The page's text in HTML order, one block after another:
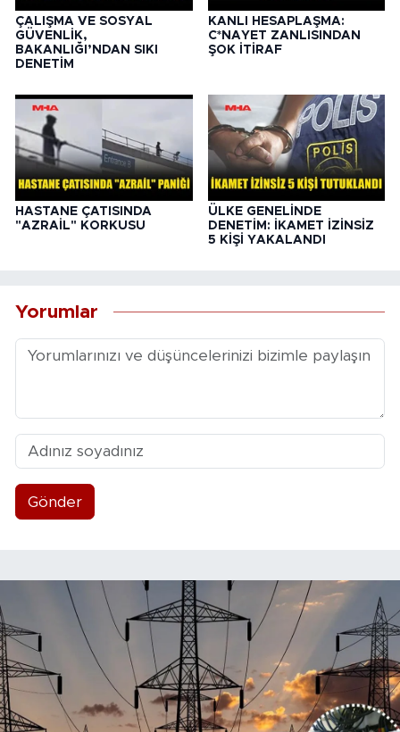
ÇALIŞMA VE SOSYAL
GÜVENLİK,
BAKANLIĞI’NDAN SIKI
DENETİM
KANLI HESAPLAŞMA:
C*NAYET ZANLISINDAN
ŞOK İTİRAF
HASTANE ÇATISINDA
"AZRAİL" KORKUSU
ÜLKE GENELİNDE
DENETİM: İKAMET İZİNSİZ
5 KİŞİ YAKALANDI
Yorumlar
Gönder